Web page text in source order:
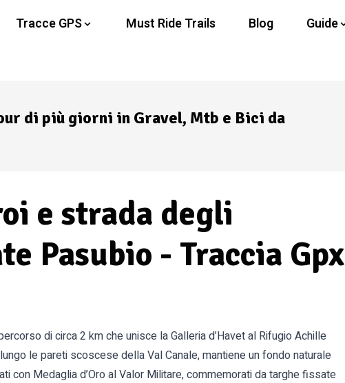
Tracce GPS Must Ride Trails Blog Guide
di più giorni in Gravel, Mtb e Bici da
e strada degli
Pasubio - Traccia Gpx
di circa 2 km che unisce la Galleria d’Havet al Rifugio Achille
le pareti scoscese della Val Canale, mantiene un fondo naturale
con Medaglia d’Oro al Valor Militare, commemorati da targhe fissate